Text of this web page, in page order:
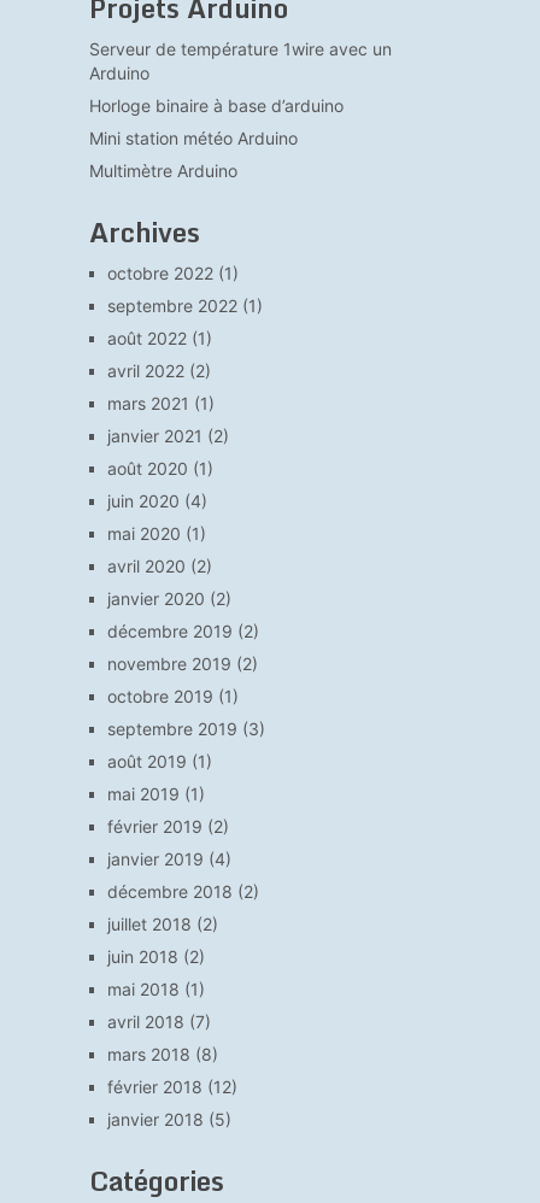
Serveur de température 1wire avec un
Arduino
Horloge binaire à base d’arduino
Mini station météo Arduino
Multimètre Arduino
Archives
octobre 2022(1)
septembre 2022(1)
août 2022(1)
avril 2022(2)
mars 2021 (1)
janvier 2021 (2)
août 2020 (1)
juin 2020 (4)
mai 2020 (1)
avril 2020 (2)
janvier 2020 (2)
décembre 2019 (2)
novembre 2019 (2)
octobre 2019 (1)
septembre 2019 (3)
août 2019 (1)
mai 2019 (1)
février 2019 (2)
janvier 2019 (4)
décembre 2018 (2)
juillet 2018 (2)
juin 2018 (2)
mai 2018 (1)
avril 2018 (7)
mars 2018 (8)
février 2018 (12)
janvier 2018 (5)
Catégories